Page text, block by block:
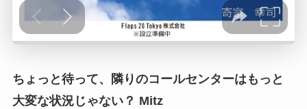
ちょっと待って、隣りのコールセンターはもっと
大変な状況じゃない？ Mitz